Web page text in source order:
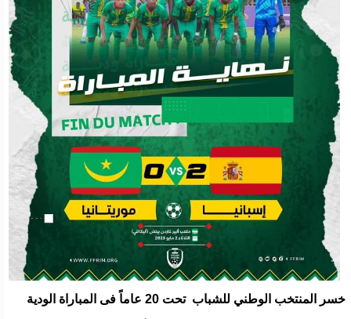
خسر المنتخب الوطني للشباب تحت 20 عاماً فى المباراة الودية